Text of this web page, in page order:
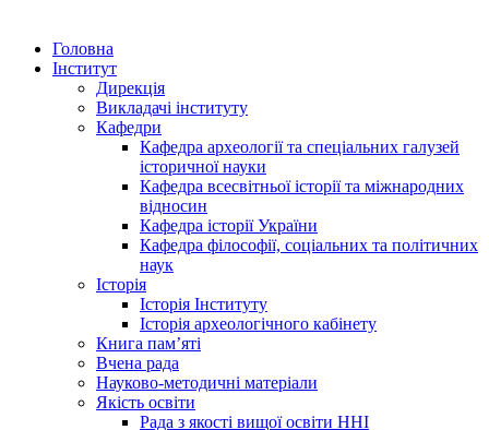
Головна
Інститут
Дирекція
Викладачі інституту
Кафедри
Кафедра археології та спеціальних галузей
історичної науки
Кафедра всесвітньої історії та міжнародних
відносин
Кафедра історії України
Кафедра філософії, соціальних та політичних
наук
Історія
Історія Інституту
Історія археологічного кабінету
Книга памʼяті
Вчена рада
Науково-методичні матеріали
Якість освіти
Рада з якості вищої освіти ННІ